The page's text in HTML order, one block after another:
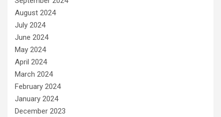
August 2024
July 2024
June 2024
May 2024
April 2024
March 2024
February 2024
January 2024
December 2023